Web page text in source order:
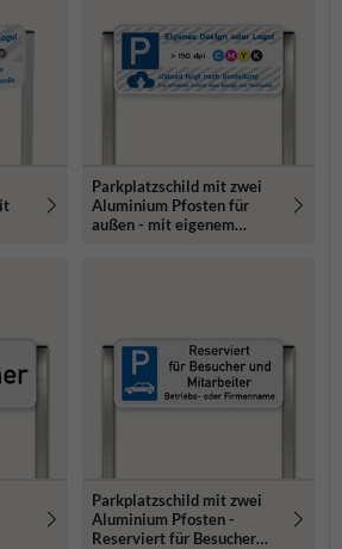
Parkplatzschild mit zwei
Aluminium Pfosten für
außen - mit eigenem
Parkplatzschild mit zwei
Aluminium Pfosten -
Reserviert für Besucher